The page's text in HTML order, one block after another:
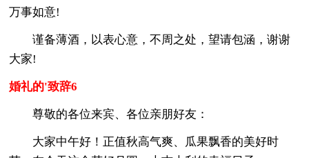
万事如意!
谨备薄酒，以表心意，不周之处，望请包涵，谢谢
大家!
婚礼的'致辞6
尊敬的各位来宾、各位亲朋好友：
大家中午好！正值秋高气爽、瓜果飘香的美好时